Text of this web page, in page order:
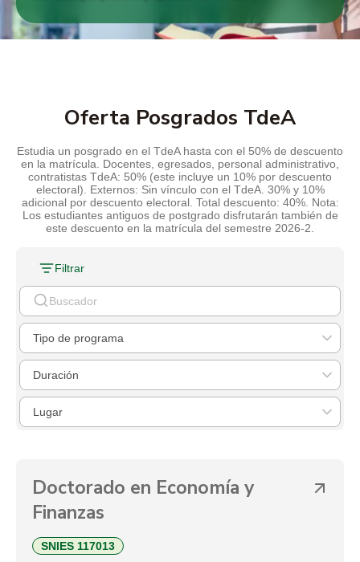
Oferta Posgrados TdeA
Estudia un posgrado en el TdeA hasta con el 50% de descuento
en la matrícula. Docentes, egresados, personal administrativo,
contratistas TdeA: 50% (este incluye un 10% por descuento
electoral). Externos: Sin vínculo con el TdeA. 30% y 10%
adicional por descuento electoral. Total descuento: 40%. Nota:
Los estudiantes antiguos de postgrado disfrutarán también de
este descuento en la matrícula del semestre 2026-2.
Filtrar
Doctorado en Economía y
Finanzas
SNIES 117013